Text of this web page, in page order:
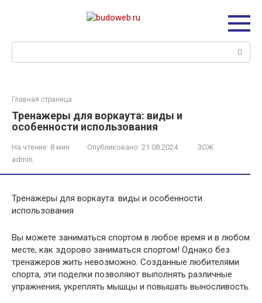
Главная страница
Тренажеры для воркаута: виды и
особенности использования
На чтение: 8 мин Опубликовано: 21.08.2024
ЗОЖ
admin
Тренажеры для воркаута: виды и особенности
использования
Вы можете заниматься спортом в любое время и в любом
месте, как здорово заниматься спортом! Однако без
тренажеров жить невозможно. Созданные любителями
спорта, эти поделки позволяют выполнять различные
упражнения, укреплять мышцы и повышать выносливость.